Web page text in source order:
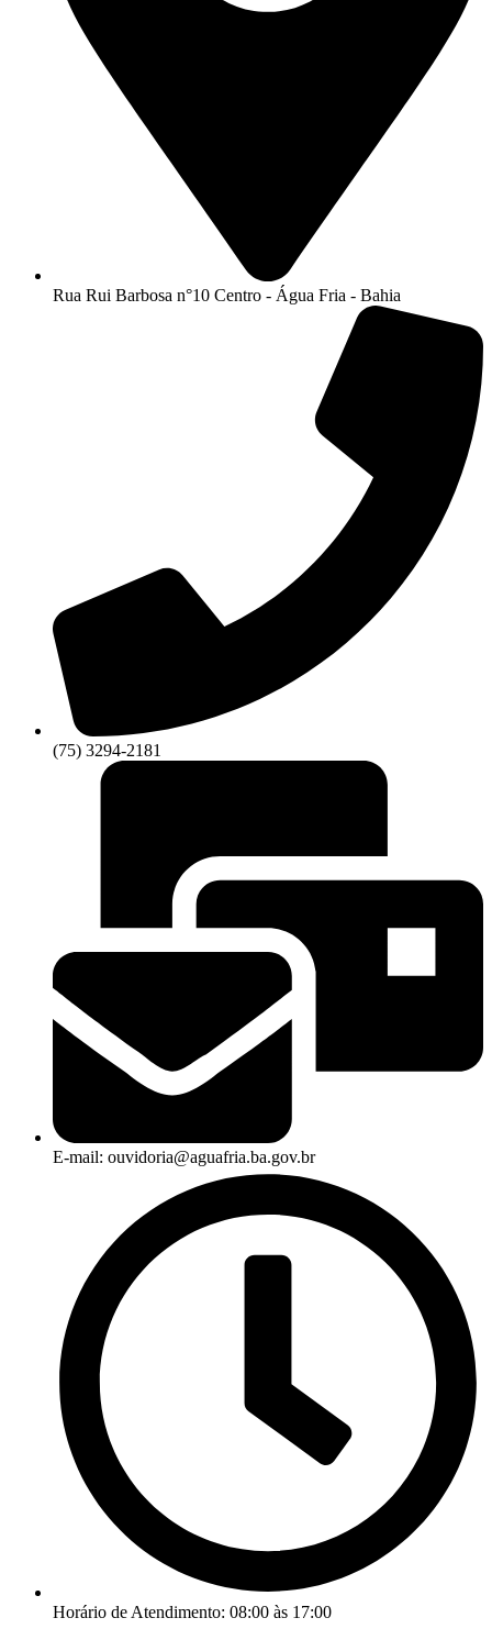
Rua Rui Barbosa n°10 Centro - Água Fria - Bahia
(75) 3294-2181
E-mail: ouvidoria@aguafria.ba.gov.br
Horário de Atendimento: 08:00 às 17:00